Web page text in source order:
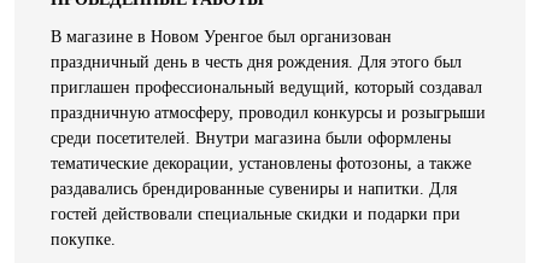
В магазине в Новом Уренгое был организован
праздничный день в честь дня рождения. Для этого был
приглашен профессиональный ведущий, который создавал
праздничную атмосферу, проводил конкурсы и розыгрыши
среди посетителей. Внутри магазина были оформлены
тематические декорации, установлены фотозоны, а также
раздавались брендированные сувениры и напитки. Для
гостей действовали специальные скидки и подарки при
покупке.